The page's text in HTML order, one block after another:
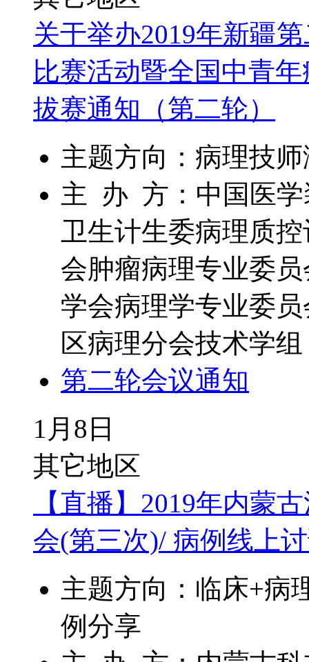
关于举办2019年新疆
比赛活动暨全国中青
拔赛通知（第二轮）
主题方向：病理技
主 办 方：中国医学
卫生计生委病理质
会肿瘤病理专业委
学会病理学专业委
区病理分会技术学组
第二轮会议通知
1月8日
其它地区
【直播】2019年内蒙
会(第三次)/ 病例线上
主题方向：临床+病
例分享